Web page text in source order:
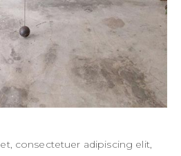
consectetuer adipiscing elit,